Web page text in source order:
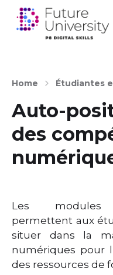
Home Étudiantes
Auto-
des
Les
permettent aux
situer dans la
numériques pour
des ressources de